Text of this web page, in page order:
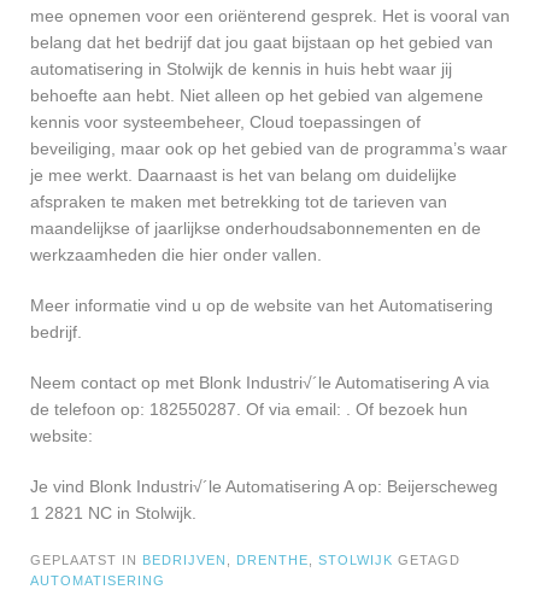
mee opnemen voor een oriënterend gesprek. Het is vooral van
belang dat het bedrijf dat jou gaat bijstaan op het gebied van
automatisering in Stolwijk de kennis in huis hebt waar jij
behoefte aan hebt. Niet alleen op het gebied van algemene
kennis voor systeembeheer, Cloud toepassingen of
beveiliging, maar ook op het gebied van de programma’s waar
je mee werkt. Daarnaast is het van belang om duidelijke
afspraken te maken met betrekking tot de tarieven van
maandelijkse of jaarlijkse onderhoudsabonnementen en de
werkzaamheden die hier onder vallen.
Meer informatie vind u op de website van het Automatisering
bedrijf.
Neem contact op met Blonk Industri√´le Automatisering A via
de telefoon op: 182550287. Of via email:
. Of bezoek hun
website:
Je vind Blonk Industri√´le Automatisering A op: Beijerscheweg
1 2821 NC in Stolwijk.
GEPLAATST IN BEDRIJVEN DRENTHE STOLWIJK GETAGD
AUTOMATISERING